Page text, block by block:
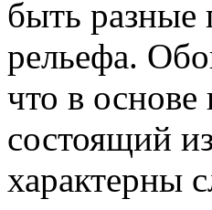
быть разные
рельефа.
что в
состоящий
характерны